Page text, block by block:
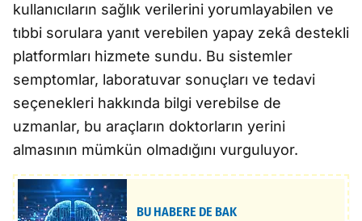
kullanıcıların sağlık verilerini yorumlayabilen ve
tıbbi sorulara yanıt verebilen yapay zekâ destekli
platformları hizmete sundu. Bu sistemler
semptomlar, laboratuvar sonuçları ve tedavi
seçenekleri hakkında bilgi verebilse de
uzmanlar, bu araçların doktorların yerini
almasının mümkün olmadığını vurguluyor.
BU HABERE DE BAK